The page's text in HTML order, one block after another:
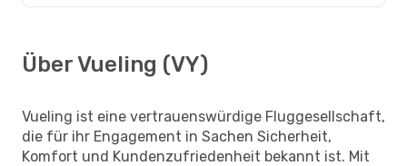
Über Vueling (VY)
Vueling ist eine vertrauenswürdige Fluggesellschaft,
die für ihr Engagement in Sachen Sicherheit,
Komfort und Kundenzufriedenheit bekannt ist. Mit